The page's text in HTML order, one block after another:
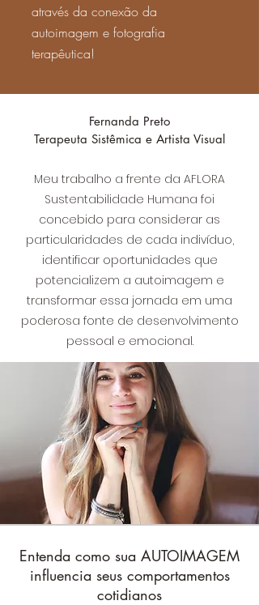
através da conexão da
autoimagem e fotografia
terapêutica!
Fernanda Preto
Terapeuta Sistêmica e Artista Visual
Meu trabalho a frente da AFLORA
Sustentabilidade Humana foi
concebido para considerar as
particularidades de cada indivíduo,
identificar oportunidades que
potencializem a autoimagem e
transformar essa jornada em uma
poderosa fonte de desenvolvimento
pessoal e emocional.
Entenda como sua AUTOIMAGEM
influencia seus comportamentos
cotidianos